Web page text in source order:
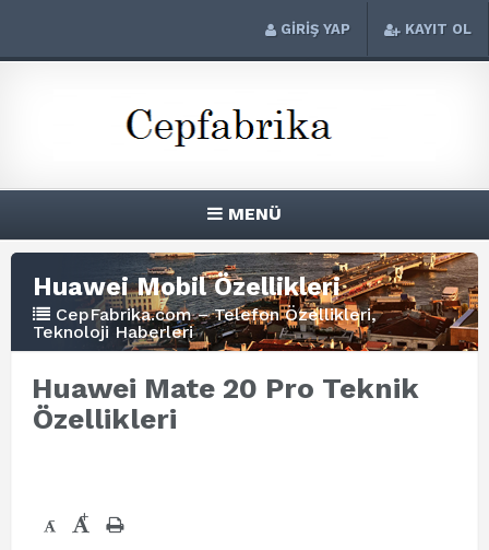
GİRİŞ YAP KAYIT OL
MENÜ
Huawei Mobil Özellikleri
CepFabrika.com – Telefon Özellikleri,
Teknoloji Haberleri
Huawei Mate 20 Pro Teknik
Özellikleri
- +